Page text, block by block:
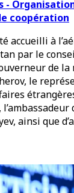
-
coopération
accueilli à
par le
de la
le
ainsi que